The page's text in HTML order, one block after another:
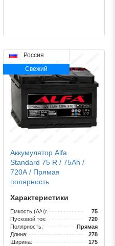
Россия
Свежий
Аккумулятор Alfa
Standard 75 R / 75Ah /
720А / Прямая
полярность
Характеристики
Емкость (А/ч):
75
Пусковой ток:
720
Полярность:
Прямая
Длина:
278
Ширина:
175